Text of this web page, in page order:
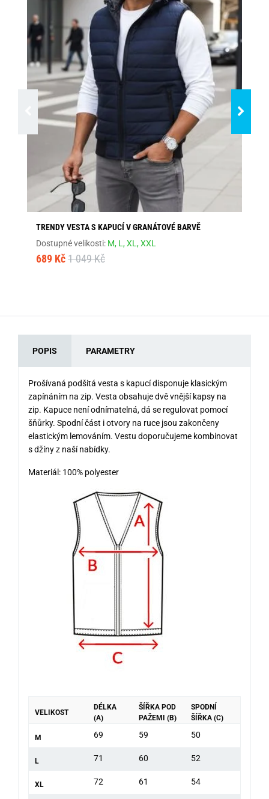
TRENDY VESTA S KAPUCÍ V GRANÁTOVÉ BARVĚ
Dostupné velikosti: M, L,XL,XXL
689 Kč 1 049 Kč
POPIS PARAMETRY
Prošívaná podšitá vesta s kapucí disponuje klasickým
zapínáním na zip. Vesta obsahuje dvě vnější kapsy na
zip. Kapuce není odnímatelná, dá se regulovat pomocí
šňůrky. Spodní část i otvory na ruce jsou zakončeny
elastickým lemováním. Vestu doporučujeme kombinovat
s džíny z naší nabídky.
Materiál: 100% polyester
VELIKOST
DÉLKA
(A)
ŠÍŘKA POD
PAŽEMI (B)
SPODNÍ
ŠÍŘKA (C)
M 69 59 50
L 71 60 52
XL 72 61 54